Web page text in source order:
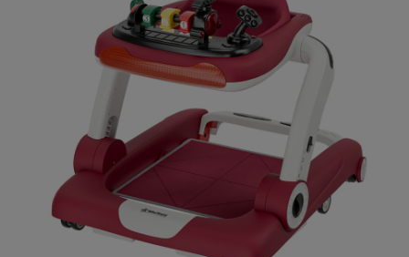
ΓΙΑ ΤΗΝ ΒΟΛΤΑ
ΓΙΑ ΤΟ ΑΥΤΟΚΙΝΗΤΟ
ΓΙΑ ΤΗΝ ΥΓΙΕΙΝΉ & ΤΟ
ΦΑΓΗΤΌ
ΓΙΑ ΤΟ ΔΩΜΆΤΙΟ